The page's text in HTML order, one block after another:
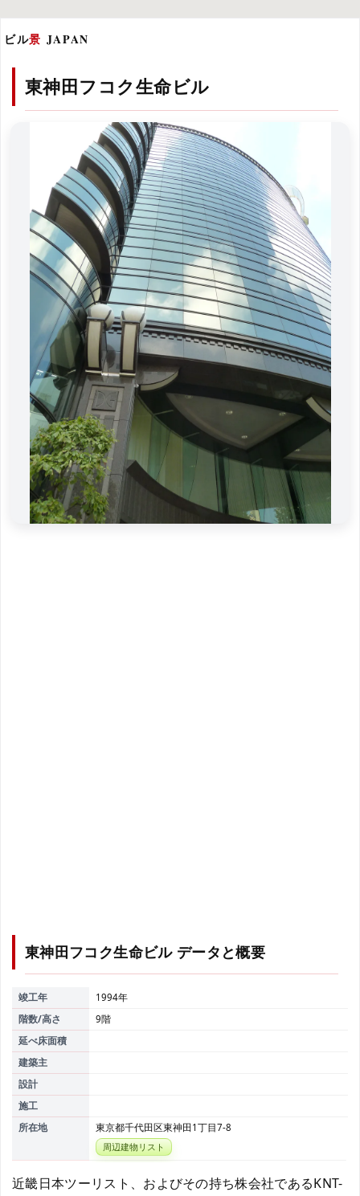
ビル景 JAPAN
東神田フコク生命ビル
東神田フコク生命ビル データと概要
竣工年
1994年
階数/高さ
9階
延べ床面積
建築主
設計
施工
所在地
東京都千代田区東神田1丁目7-8
周辺建物リスト
近畿日本ツーリスト、およびその持ち株会社であるKNT-